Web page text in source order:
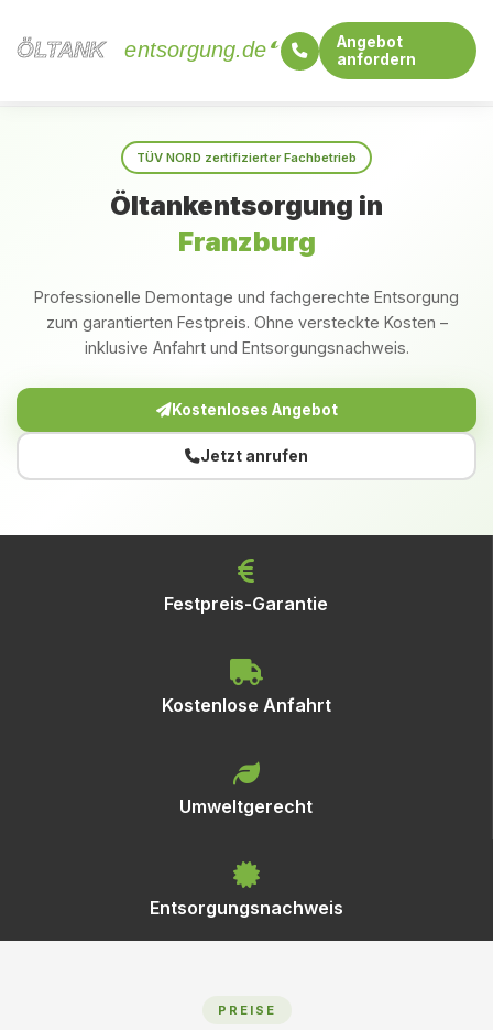
ÖLTANK
ÖLTANK entsorgung.de
Angebot
anfordern
TÜV NORD zertifizierter Fachbetrieb
Öltankentsorgung in
Franzburg
Professionelle Demontage und fachgerechte Entsorgung
zum garantierten Festpreis. Ohne versteckte Kosten –
inklusive Anfahrt und Entsorgungsnachweis.
Kostenloses Angebot
Jetzt anrufen
Festpreis-Garantie
Kostenlose Anfahrt
Umweltgerecht
Entsorgungsnachweis
PREISE